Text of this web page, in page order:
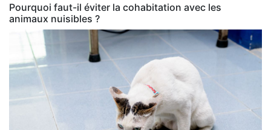
Pourquoi faut-il éviter la cohabitation avec les
animaux nuisibles ?